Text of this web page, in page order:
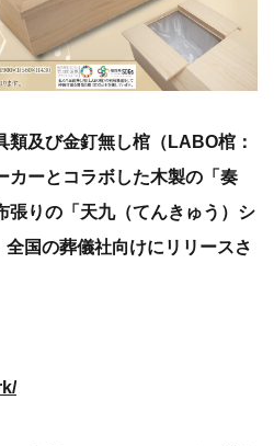
類及び金釘無し棺（LABO棺：
カーとコラボした木製の「奏
張りの「天九（てんきゅう）シ
国の葬儀社向けにリリースさ